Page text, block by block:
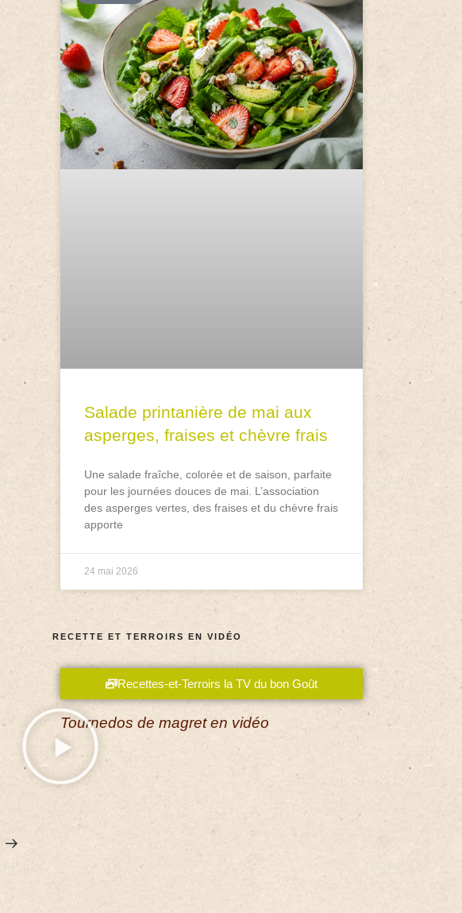
Salade printanière de mai aux
asperges, fraises et chèvre frais
Une salade fraîche, colorée et de saison, parfaite
pour les journées douces de mai. L’association
des asperges vertes, des fraises et du chèvre frais
apporte
24 mai 2026
RECETTE ET TERROIRS EN VIDÉO
Recettes-et-Terroirs la TV du bon Goût
Tournedos de magret en vidéo